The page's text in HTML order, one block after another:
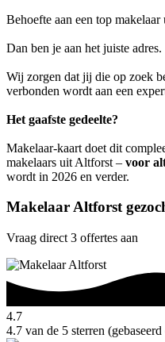
Behoefte aan een top
Dan ben je aan het juiste adres.
Wij zorgen dat jij die op zoek
verbonden wordt aan een
Het gaafste gedeelte?
Makelaar-kaart doet dit
makelaars uit Altforst – voor
wordt in 2026 en verder.
Makelaar Altforst
Vraag direct 3 offertes aan
4.7
4.7 van de 5 sterren (gebaseerd